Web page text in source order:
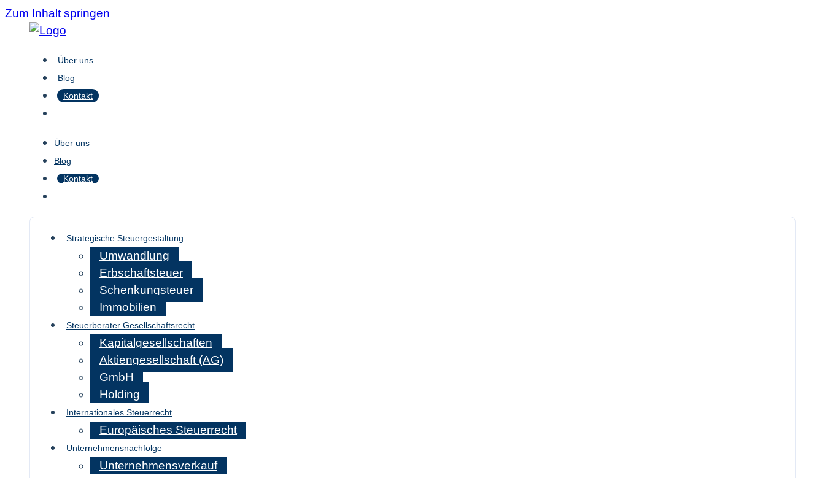
Zum Inhalt springen
Über uns
Blog
Kontakt
Über uns
Blog
Kontakt
Strategische Steuergestaltung
Umwandlung
Erbschaftsteuer
Schenkungsteuer
Immobilien
Steuerberater Gesellschaftsrecht
Kapitalgesellschaften
Aktiengesellschaft (AG)
GmbH
Holding
Internationales Steuerrecht
Europäisches Steuerrecht
Unternehmensnachfolge
Unternehmensverkauf